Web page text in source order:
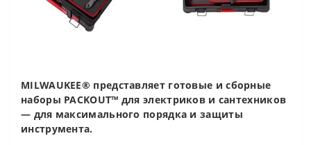
MILWAUKEE® представляет готовые и сборные
наборы PACKOUT™ для электриков и сантехников
— для максимального порядка и защиты
инструмента.